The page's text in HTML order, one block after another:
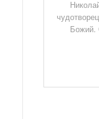
Божий.